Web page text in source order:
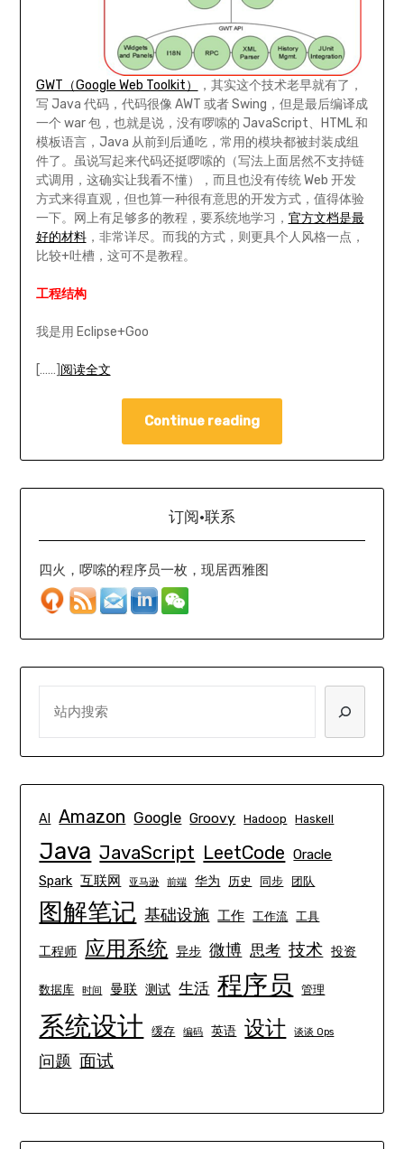
GWT（Google Web Toolkit）
，其实这个技术老早就有了，
写 Java 代码，代码很像 AWT 或者 Swing，但是最后编译成
一个 war 包，也就是说，没有啰嗦的 JavaScript、HTML 和
模板语言，Java 从前到后通吃，常用的模块都被封装成组
件了。虽说写起来代码还挺啰嗦的（写法上面居然不支持链
式调用，这确实让我看不懂），而且也没有传统 Web 开发
方式来得直观，但也算一种很有意思的开发方式，值得体验
一下。网上有足够多的教程，要系统地学习， 官方文档是最
好的材料，非常详尽。而我的方式，则更具个人风格一点，
比较+吐槽，这可不是教程。
工程结构
我是用 Eclipse+Goo
[……] 阅读全文
Continue reading
订阅·联系
四火，啰嗦的程序员一枚，现居西雅图
AI Amazon Google Groovy Hadoop Haskell
Java JavaScript LeetCode Oracle
Spark 互联网 亚马逊 前端 华为 历史 同步 团队
图解笔记 基础设施 工作 工作流 工具
工程师 应用系统 异步 微博 思考 技术 投资
数据库 时间 曼联 测试 生活 程序员 管理
系统设计 缓存 编码 英语 设计 谈谈 Ops
问题 面试